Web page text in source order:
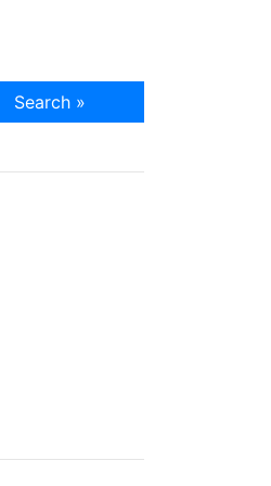
Search »